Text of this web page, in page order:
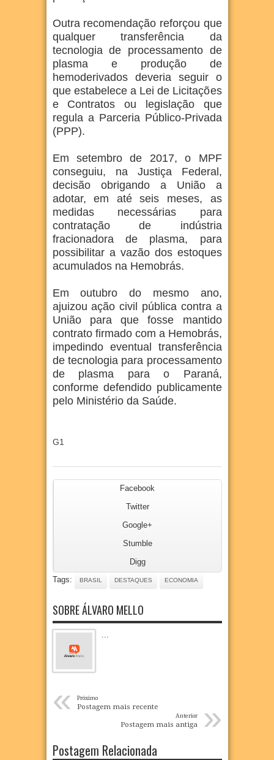
Outra recomendação reforçou que
qualquer transferência da
tecnologia de processamento de
plasma e produção de
hemoderivados deveria seguir o
que estabelece a Lei de Licitações
e Contratos ou legislação que
regula a Parceria Público-Privada
(PPP).
Em setembro de 2017, o MPF
conseguiu, na Justiça Federal,
decisão obrigando a União a
adotar, em até seis meses, as
medidas necessárias para
contratação de indústria
fracionadora de plasma, para
possibilitar a vazão dos estoques
acumulados na Hemobrás.
Em outubro do mesmo ano,
ajuizou ação civil pública contra a
União para que fosse mantido
contrato firmado com a Hemobrás,
impedindo eventual transferência
de tecnologia para processamento
de plasma para o Paraná,
conforme defendido publicamente
pelo Ministério da Saúde.
G1
Facebook
Twitter
Google+
Stumble
Digg
Tags:
BRASIL DESTAQUES ECONOMIA
SOBRE ÁLVARO MELLO
...
« Próximo
Postagem mais recente »
Anterior
Postagem mais antiga
Postagem Relacionada